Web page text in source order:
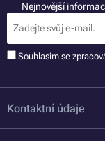
Nejnovější
Souhlasím se
Kontaktní údaje